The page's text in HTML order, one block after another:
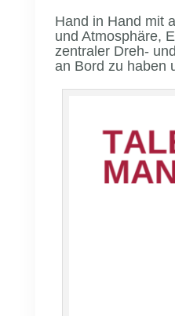
Hand in Hand mit
und Atmosphäre,
zentraler Dreh-
an Bord zu haben